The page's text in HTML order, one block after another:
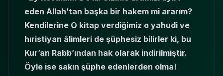
eden Allah’tan başka bir hakem mi ararım?
Kendilerine O kitap verdiğimiz o yahudi ve
hıristiyan âlimleri de şüphesiz bilirler ki, bu
Kur’an Rabb’ından hak olarak indirilmiştir.
Öyle ise sakın şüphe edenlerden olma!